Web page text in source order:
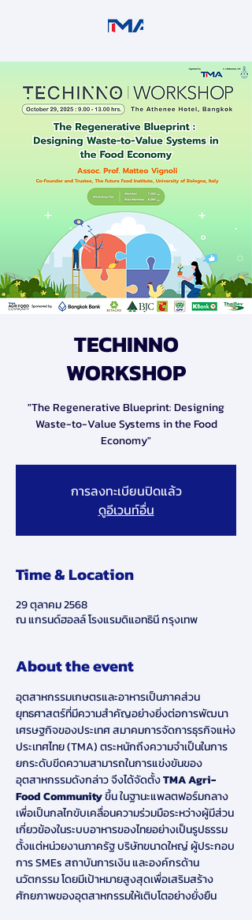
TECHINNO
WORKSHOP
"The Regenerative Blueprint: Designing
Waste-to-Value Systems in the Food
Economy"
การลงทะเบียนปิดแล้ว
ดูอีเวนท์อื่น
Time & Location
29 ตุลาคม 2568
ณ แกรนด์ฮอลล์ โรงแรมดิแอทธินี กรุงเทพ
About the event
อุตสาหกรรมเกษตรและอาหารเป็นภาคส่วน
ยุทธศาสตร์ที่มีความสำคัญอย่างยิ่งต่อการพัฒนา
เศรษฐกิจของประเทศ สมาคมการจัดการธุรกิจแห่ง
ประเทศไทย (TMA) ตระหนักถึงความจำเป็นในการ
ยกระดับขีดความสามารถในการแข่งขันของ
อุตสาหกรรมดังกล่าว จึงได้จัดตั้ง TMA Agri-
Food Community ขึ้น ในฐานะแพลตฟอร์มกลาง
เพื่อเป็นกลไกขับเคลื่อนความร่วมมือระหว่างผู้มีส่วน
เกี่ยวข้องในระบบอาหารของไทยอย่างเป็นรูปธรรม
ตั้งแต่หน่วยงานภาครัฐ บริษัทขนาดใหญ่ ผู้ประกอบ
การ SMEs สถาบันการเงิน และองค์กรด้าน
นวัตกรรม โดยมีเป้าหมายสูงสุดเพื่อเสริมสร้าง
ศักยภาพของอุตสาหกรรมให้เติบโตอย่างยั่งยืน